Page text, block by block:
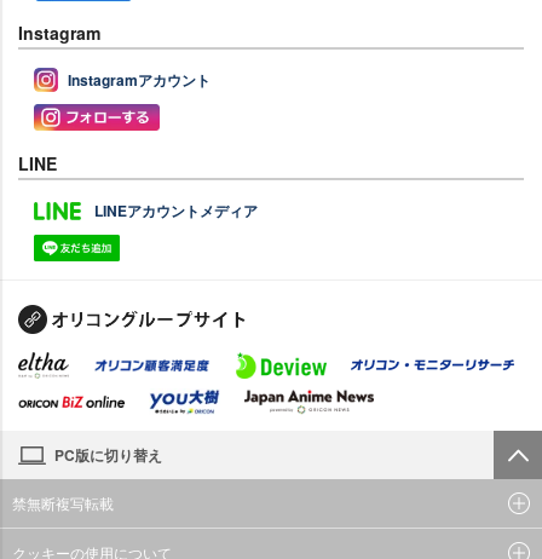
Instagram
Instagramアカウント
LINE
LINEアカウントメディア
PC版に切り替え
禁無断複写転載
クッキーの使用について